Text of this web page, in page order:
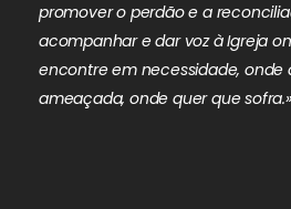
promover o perdão e a
acompanhar e dar voz à Igreja
encontre em necessidade, onde
ameaçada, onde quer que sofra.»